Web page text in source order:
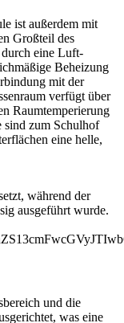
ist außerdem mit
Großteil des
eine Luft-
Beheizung
mit der
verfügt über
Raumtemperierung
sind zum Schulhof
eine helle,
während der
ausgeführt wurde.
und die
was eine